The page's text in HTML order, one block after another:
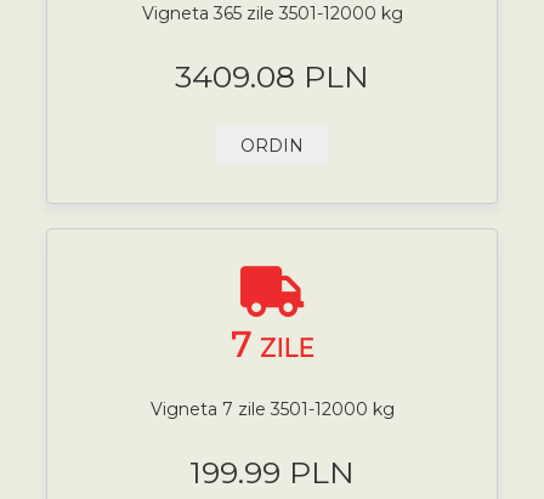
Vigneta 365 zile 3501-12000 kg
3409.08 PLN
ORDIN
7 ZILE
Vigneta 7 zile 3501-12000 kg
199.99 PLN